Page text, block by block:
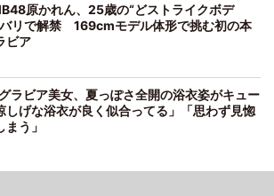
原かれん、25歳の“どストライクボデ
バリで解禁 169cmモデル体形で挑む初の本
ビア
ラビア美女、夏っぽさ全開の浴衣姿がキュー
しげな浴衣が良く似合ってる」「思わず見惚
まう」